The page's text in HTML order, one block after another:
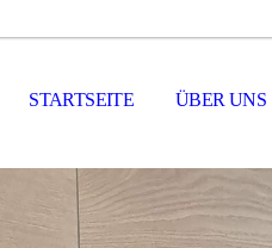
STARTSEITE ÜBER UNS